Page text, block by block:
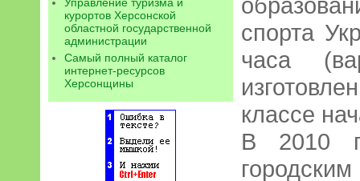
Управление туризма и
курортов Херсонской
областной государственной
администрации
Самый полный каталог
интернет-ресурсов
Херсонщины
спорта
часа
классе
В 2010